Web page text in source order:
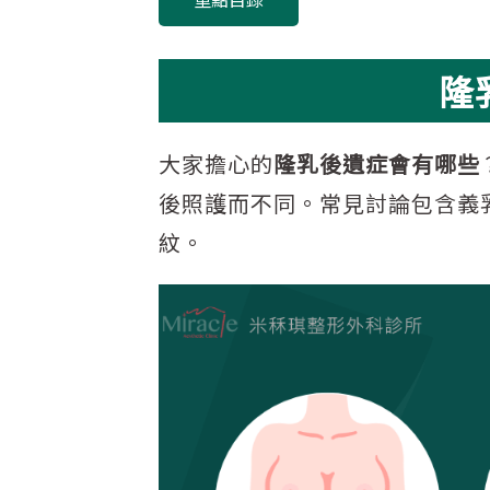
隆
大家擔心的隆乳後遺症會有哪些
後照護而不同。常見討論包含
紋。